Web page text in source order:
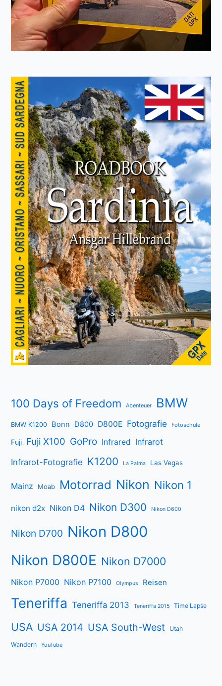
100 Days of Freedom Abenteuer BMW
BMW K1200 Bonn D800 D800E Fotografie Fotoschule
Fuji Fuji X100 GoPro Infrared Infrarot
Infrarot-Fotografie K1200 La Palma Las Vegas
Mainz Moab Motorrad Nikon Nikon 1
nikon d2x Nikon D4 Nikon D300 Nikon D600
Nikon D700 Nikon D800
Nikon D800E Nikon D7000
Nikon P7000 Nikon P7100 Olympus Reisen
Teneriffa Teneriffa 2013 Teneriffa 2015 Time Lapse
USA USA 2014 USA South-West Utah
Wandern YouTube